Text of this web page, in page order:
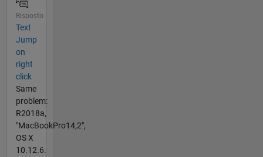
Risposto
Text
Jump
on
right
click
Same
problem:
R2018a,
"MacBookPro14,2",
OS X
10.12.6.